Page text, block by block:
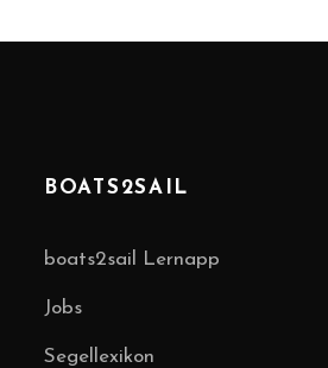
BOATS2SAIL
boats2sail Lernapp
Jobs
Segellexikon